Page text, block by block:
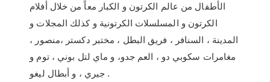
الأطفال من عالم الكرتون و الكبار معاً من خلال أفلام
الكرتون و المسلسلات الكرتونية و كذلك المجلات و
المدينة ، السنافر ، فريق البطل ، مختبر دكستر ،منصور ،
مغامرات سكوبي دو ، العم جدو، و ماي لتل بوني ، توم و
جيري ، و أبطال ليغو .